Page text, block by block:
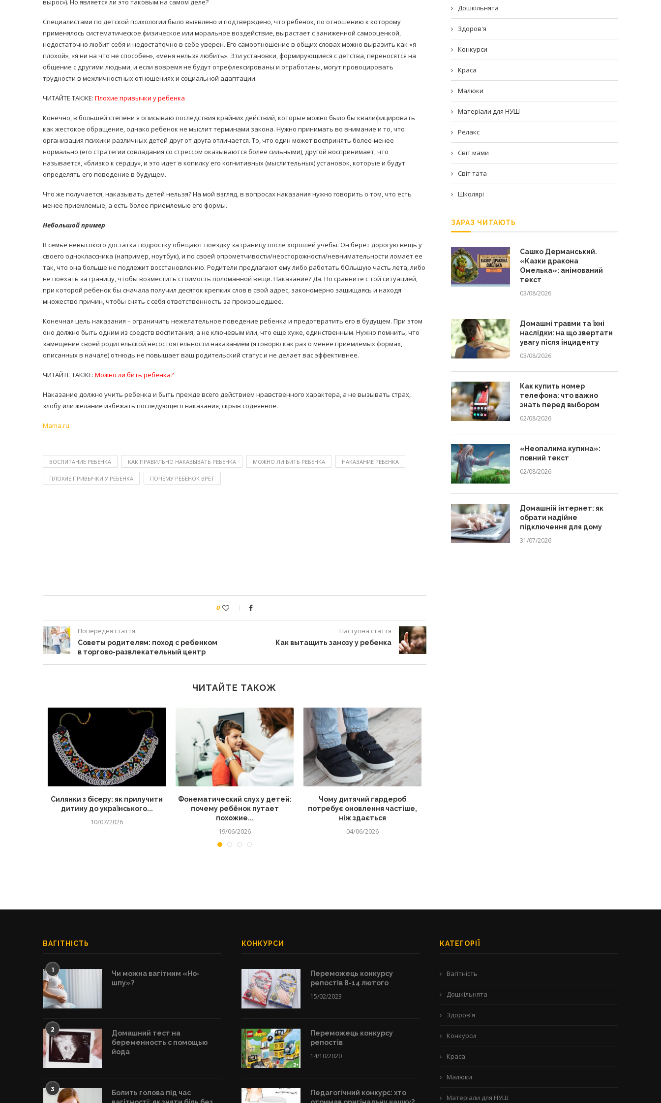
вырос»). Но является ли это таковым на самом деле?
Специалистами по детской психологии было выявлено и подтверждено, что ребенок, по отношению к которому
применялось систематическое физическое или моральное воздействие, вырастает с заниженной самооценкой,
недостаточно любит себя и недостаточно в себе уверен. Его самоотношение в общих словах можно выразить как «я
плохой», «я ни на что не способен», «меня нельзя любить». Эти установки, формирующиеся с детства, переносятся на
общение с другими людьми, и если вовремя не будут отрефлексированы и отработаны, могут провоцировать
трудности в межличностных отношениях и социальной адаптации.
ЧИТАЙТЕ ТАКЖЕ: Плохие привычки у ребенка
Конечно, в большей степени я описываю последствия крайних действий, которые можно было бы квалифицировать
как жестокое обращение, однако ребенок не мыслит терминами закона. Нужно принимать во внимание и то, что
организация психики различных детей друг от друга отличается. То, что один может воспринять более-менее
нормально (его стратегии совладания со стрессом оказываются более сильными), другой воспринимает, что
называется, «близко к сердцу», и это идет в копилку его когнитивных (мыслительных) установок, которые и будут
определять его поведение в будущем.
Что же получается, наказывать детей нельзя? На мой взгляд, в вопросах наказания нужно говорить о том, что есть
менее приемлемые, а есть более приемлемые его формы.
Небольшой пример
В семье невысокого достатка подростку обещают поездку за границу после хорошей учебы. Он берет дорогую вещь у
своего одноклассника (например, ноутбук), и по своей опрометчивости/неосторожности/невнимательности ломает ее
так, что она больше не подлежит восстановлению. Родители предлагают ему либо работать бОльшую часть лета, либо
не поехать за границу, чтобы возместить стоимость поломанной вещи. Наказание? Да. Но сравните с той ситуацией,
при которой ребенок бы сначала получил десяток крепких слов в свой адрес, закономерно защищаясь и находя
множество причин, чтобы снять с себя ответственность за произошедшее.
Конечная цель наказания – ограничить нежелательное поведение ребенка и предотвратить его в будущем. При этом
оно должно быть одним из средств воспитания, а не ключевым или, что еще хуже, единственным. Нужно помнить, что
замещение своей родительской несостоятельности наказанием (я говорю как раз о менее приемлемых формах,
описанных в начале) отнюдь не повышает ваш родительский статус и не делает вас эффективнее.
ЧИТАЙТЕ ТАКЖЕ: Можно ли бить ребенка?
Наказание должно учить ребенка и быть прежде всего действием нравственного характера, а не вызывать страх,
злобу или желание избежать последующего наказания, скрыв содеянное.
Мama.ru
ВОСПИТАНИЕ РЕБЕНКА КАК ПРАВИЛЬНО НАКАЗЫВАТЬ РЕБЕНКА МОЖНО ЛИ БИТЬ РЕБЕНКА НАКАЗАНИЕ РЕБЕНКА
ПЛОХИЕ ПРИВЫЧКИ У РЕБЕНКА ПОЧЕМУ РЕБЕНОК ВРЕТ
0
Попередня стаття
Советы родителям: поход с ребенком
в торгово-развлекательный центр
Наступна стаття
Как вытащить занозу у ребенка
ЧИТАЙТЕ ТАКОЖ
Силянки з бісеру: як прилучити
дитину до українського...
10/07/2026
Фонематический слух у детей:
почему ребёнок путает
похожие...
19/06/2026
Чому дитячий гардероб
потребує оновлення частіше,
ніж здається
04/06/2026
Дошкільнята
Здоров'я
Конкурси
Краса
Малюки
Матеріали для НУШ
Релакс
Світ мами
Світ тата
Школярі
ЗАРАЗ ЧИТАЮТЬ
Сашко Дерманський.
«Казки дракона
Омелька»: анімований
текст
03/08/2026
Домашні травми та їхні
наслідки: на що звертати
увагу після інциденту
03/08/2026
Как купить номер
телефона: что важно
знать перед выбором
02/08/2026
«Неопалима купина»:
повний текст
02/08/2026
Домашній інтернет: як
обрати надійне
підключення для дому
31/07/2026
ВАГІТНІСТЬ
1
Чи можна вагітним «Но-
шпу»?
2
Домашний тест на
беременность с помощью
йода
3
Болить голова під час
КОНКУРСИ
Переможець конкурсу
репостів 8-14 лютого
15/02/2023
Переможець конкурсу
репостів
14/10/2020
Педагогічний конкурс: хто
КАТЕГОРІЇ
Вагітність
Дошкільнята
Здоров'я
Конкурси
Краса
Малюки
Матеріали для НУШ